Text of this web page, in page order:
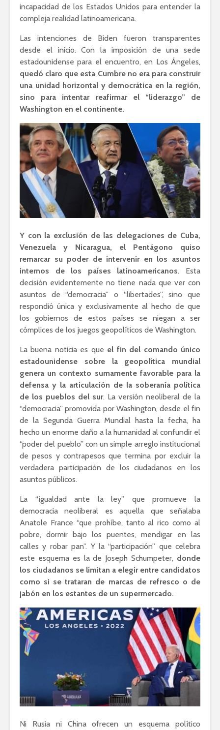
incapacidad de los Estados Unidos para entender la
compleja realidad latinoamericana.
Las intenciones de Biden fueron transparentes
desde el inicio. Con la imposición de una sede
estadounidense para el encuentro, en Los Ángeles,
quedó claro que esta Cumbre no era para construir
una unidad horizontal y democrática en la región,
sino para intentar reafirmar el “liderazgo” de
Washington en el continente.
Y con la exclusión de las delegaciones de Cuba,
Venezuela y Nicaragua, el Pentágono quiso
remarcar su poder de intervenir en los asuntos
internos de los países latinoamericanos. Esta
decisión evidentemente no tiene nada que ver con
asuntos de “democracia” o “libertades”, sino que
respondió única y exclusivamente al hecho de que
los gobiernos de estos países se niegan a ser
cómplices de los juegos geopolíticos de Washington.
La buena noticia es que el fin del comando único
estadounidense sobre la geopolítica mundial
genera un contexto sumamente favorable para la
defensa y la articulación de la soberanía política
de los pueblos del sur. La versión neoliberal de la
“democracia” promovida por Washington, desde el fin
de la Segunda Guerra Mundial hasta la fecha, ha
hecho un enorme daño a la humanidad al confundir el
“poder del pueblo” con un simple arreglo institucional
de pesos y contrapesos que termina por excluir la
verdadera participación de los ciudadanos en los
asuntos públicos.
La “igualdad ante la ley” que promueve la
democracia neoliberal es aquella que señalaba
Anatole France “que prohíbe, tanto al rico como al
pobre, dormir bajo los puentes, mendigar en las
calles y robar pan”. Y la “participación” que celebra
este esquema es la de Joseph Schumpeter, donde
los ciudadanos se limitan a elegir entre candidatos
como si se trataran de marcas de refresco o de
jabón en los estantes de un supermercado.
Ni Rusia ni China ofrecen un esquema político